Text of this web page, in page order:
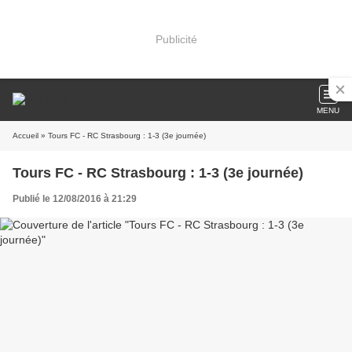
Publicité
MENU
Accueil » Tours FC - RC Strasbourg : 1-3 (3e journée)
Tours FC - RC Strasbourg : 1-3 (3e journée)
Publié le 12/08/2016 à 21:29